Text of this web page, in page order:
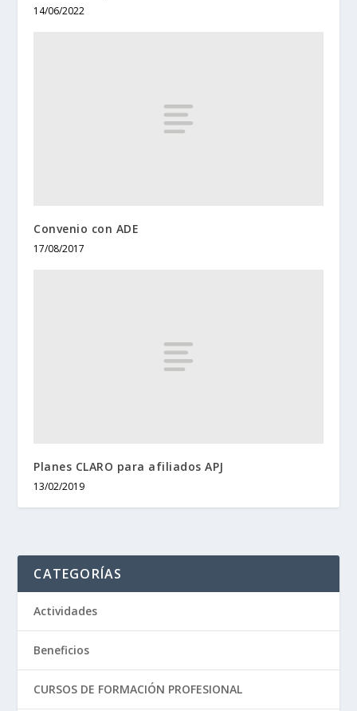
14/06/2022
Convenio con ADE
17/08/2017
Planes CLARO para afiliados APJ
13/02/2019
CATEGORÍAS
Actividades
Beneficios
CURSOS DE FORMACIÓN PROFESIONAL